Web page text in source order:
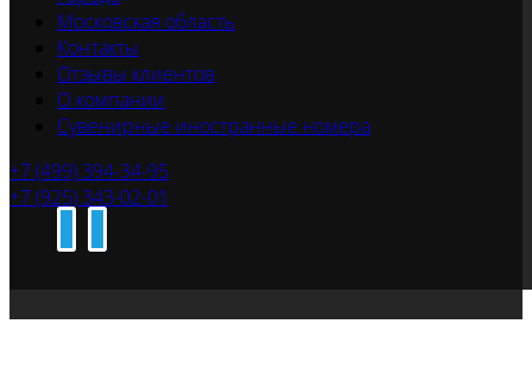
Московская область
Контакты
Отзывы клиентов
О компании
Сувенирные иностранные номера
+7 (499) 394-34-95
+7 (925) 343-02-01